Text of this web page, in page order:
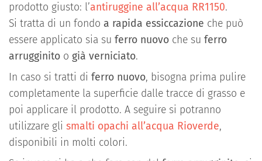
prodotto giusto: l’antiruggine all’acqua RR1150.
Si tratta di un fondo a rapida essiccazione che può
essere applicato sia su ferro nuovo che su ferro
arrugginito o già verniciato.
In caso si tratti di ferro nuovo, bisogna prima pulire
completamente la superficie dalle tracce di grasso e
poi applicare il prodotto. A seguire si potranno
utilizzare gli smalti opachi all’acqua Rioverde,
disponibili in molti colori.